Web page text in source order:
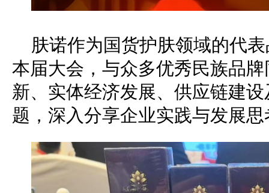
肤诺作为国货护肤领域的代
本届大会，与众多优秀民族品
新、实体经济发展、供应链建
题，深入分享企业实践与发展思